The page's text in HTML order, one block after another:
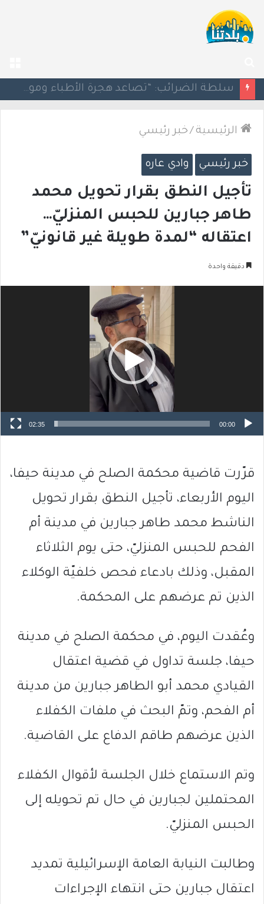
عن
مسؤول إسرائيلي: الحكومة اللبنانية وافقت على وجود الجيش الإسرائيلي داخل أراضيها
الرئيسية /خبر رئيسي
خبر رئيسي وادي عاره
تأجيل النطق بقرار تحويل محمد
طاهر جبارين للحبس المنزليّ…
اعتقاله “لمدة طويلة غير قانونيّ”
دقيقة واحدة
00:00
02:35
قرّرت قاضية محكمة الصلح في مدينة حيفا،
اليوم الأربعاء، تأجيل النطق بقرار تحويل
الناشط محمد طاهر جبارين في مدينة أم
الفحم للحبس المنزليّ، حتى يوم الثلاثاء
المقبل، وذلك بادعاء فحص خلفيّة الوكلاء
الذين تم عرضهم على المحكمة.
وعُقدت اليوم، في محكمة الصلح في مدينة
حيفا، جلسة تداول في قضية اعتقال
القيادي محمد أبو الطاهر جبارين من مدينة
أم الفحم، وتمّ البحث في ملفات الكفلاء
الذين عرضهم طاقم الدفاع على القاضية.
وتم الاستماع خلال الجلسة لأقوال الكفلاء
المحتملين لجبارين في حال تم تحويله إلى
الحبس المنزليّ.
وطالبت النيابة العامة الإسرائيلية تمديد
اعتقال جبارين حتى انتهاء الإجراءات